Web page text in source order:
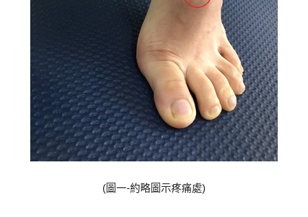
(圖一-約略圖示疼痛處)